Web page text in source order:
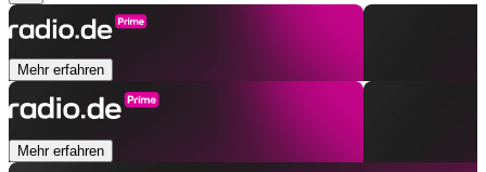
Mehr erfahren
Mehr erfahren